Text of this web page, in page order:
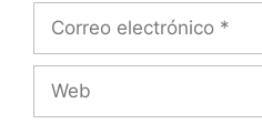
electrónico